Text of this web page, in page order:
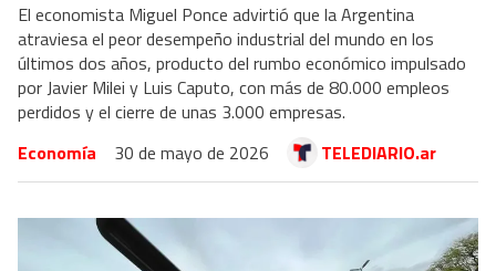
El economista Miguel Ponce advirtió que la Argentina
atraviesa el peor desempeño industrial del mundo en los
últimos dos años, producto del rumbo económico impulsado
por Javier Milei y Luis Caputo, con más de 80.000 empleos
perdidos y el cierre de unas 3.000 empresas.
Economía
30 de mayo de 2026 TELEDIARIO.ar